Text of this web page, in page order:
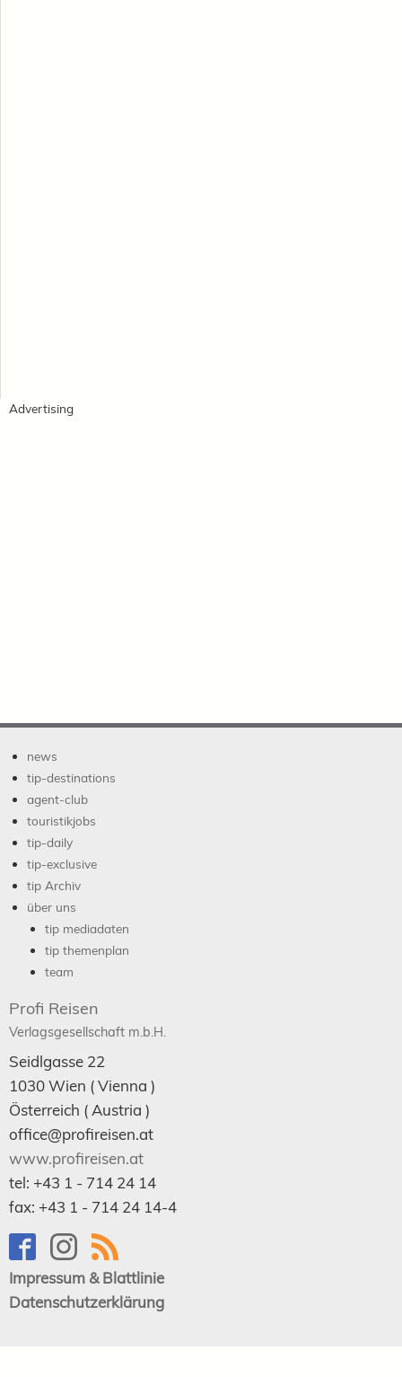
Advertising
news
tip-destinations
agent-club
touristikjobs
tip-daily
tip-exclusive
tip Archiv
über uns
tip mediadaten
tip themenplan
team
Profi Reisen
Verlagsgesellschaft m.b.H.
Seidlgasse 22
1030Wien ( Vienna )
Österreich ( Austria )
office@profireisen.at
www.profireisen.at
tel: +43 1 - 714 24 14
fax: +43 1 - 714 24 14-4
Impressum & Blattlinie
Datenschutzerklärung